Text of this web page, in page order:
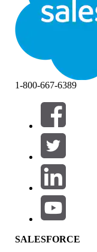
1-800-667-6389
SALESFORCE